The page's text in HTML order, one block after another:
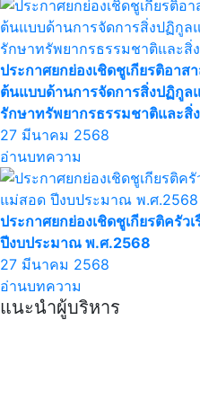
ประกาศยกย่องเชิดชูเกียรติอา
ต้นแบบด้านการจัดการสิ่งปฏิกูล
รักษาทรัพยากรธรรมชาติและสิ่
27 มีนาคม 2568
อ่านบทความ
ประกาศยกย่องเชิดชูเกียรติครั
ปีงบประมาณ พ.ศ.2568
27 มีนาคม 2568
อ่านบทความ
แนะนำผู้บริหาร